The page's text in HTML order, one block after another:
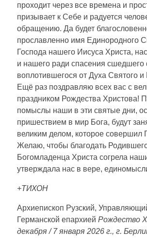
проходит через все времена и
призывает к Себе и радуется
обращению. Да будет
прославленно имя Единородного
Господа нашего Иисуса Христа,
и нашего ради спасения сшедшего
воплотившегося от Духа Святого
Ещё раз поздравляю всех вас с
праздником Рождества Христова!
помыслы наши в эти святые дни,
пришествием в мир Бога, будут
великим делом, которое совершил
Желаю, чтобы благодать
Богомладенца Христа согрела
утверждала нас в вере,
+ТИХОН
Архиепископ Рузский,
Германской епархией Рождество
декабря / 7 января 2026 г., г.